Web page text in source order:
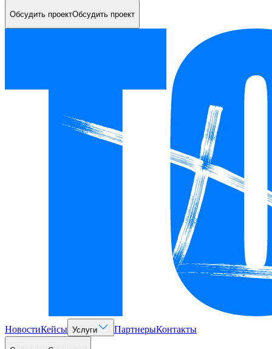
Обсудить проектОбсудить проект
НовостиКейсы Услуги ПартнерыКонтакты